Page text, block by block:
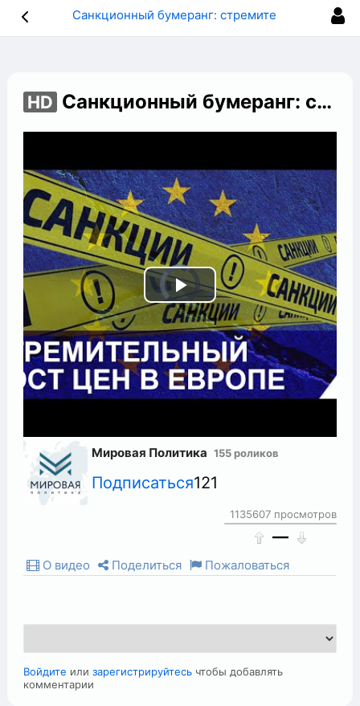
HD Санкционный бумеранг: стремительный рост цен в Европе. Панорама
Play
Video
Мировая Политика 155 роликов
Подписаться121
1135607 просмотров
—
О видео Поделиться Пожаловаться
Войдите илизарегистрируйтесь чтобы добавлять
комментарии